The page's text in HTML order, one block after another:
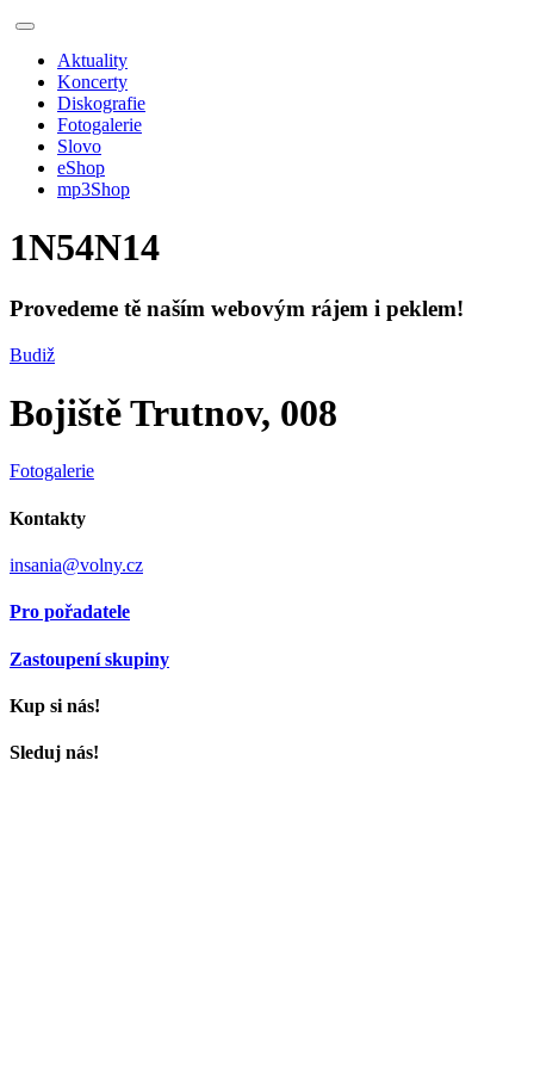
Aktuality
Koncerty
Diskografie
Fotogalerie
Slovo
eShop
mp3Shop
1N54N14
Provedeme tě naším webovým rájem i peklem!
Budiž
Bojiště Trutnov, 008
Fotogalerie
Kontakty
insania@volny.cz
Pro pořadatele
Zastoupení skupiny
Kup si nás!
Sleduj nás!